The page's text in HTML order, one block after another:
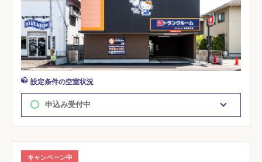
設定条件の空室状況
申込み受付中
キャンペーン中